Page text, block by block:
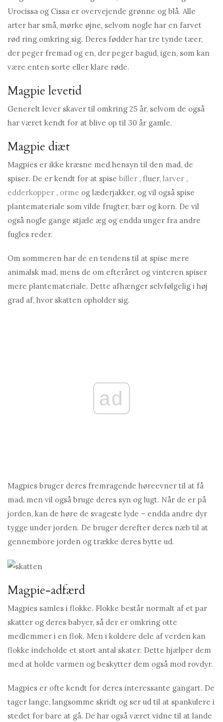
Urocissa og Cissa er overvejende grønne og blå. Alle
arter har små, mørke øjne, selvom nogle har en farvet
rød ring omkring sig. Deres fødder har tre tynde tæer,
der peger fremad og en, der peger bagud, igen, som kan
være enten sorte eller klare røde.
Magpie levetid
Generelt lever skaver til omkring 25 år, selvom de også
har været kendt for at blive op til 30 år gamle.
Magpie diæt
Magpies er ikke kræsne med hensyn til den mad, de
spiser. De er kendt for at spise biller , fluer, larver ,
edderkopper , orme og læderjakker, og vil også spise
plantemateriale som vilde frugter, bær og korn. De vil
også nogle gange stjæle æg og endda unger fra andre
fugles reder.
Om sommeren har de en tendens til at spise mere
animalsk mad, mens de om efteråret og vinteren spiser
mere plantemateriale. Dette afhænger selvfølgelig i høj
grad af, hvor skatten opholder sig.
ad
Magpies bruger deres fremragende høreevner til at få
mad, men vil også bruge deres syn og lugt. Når de er på
jorden, kan de høre de svageste lyde – endda andre dyr
tygge under jorden. De bruger derefter deres næb til at
gennembore jorden og trække deres bytte ud.
Magpie-adfærd
Magpies samles i flokke. Flokke består normalt af et par
skatter og deres babyer, så der er omkring otte
medlemmer i en flok. Men i koldere dele af verden kan
flokke indeholde et stort antal skater. Dette hjælper dem
med at holde varmen og beskytter dem også mod rovdyr.
Magpies er ofte kendt for deres interessante gangart. De
tager lange, langsomme skridt og ser ud til at spankulere i
stedet for bare at gå. De har også været vidne til at lande